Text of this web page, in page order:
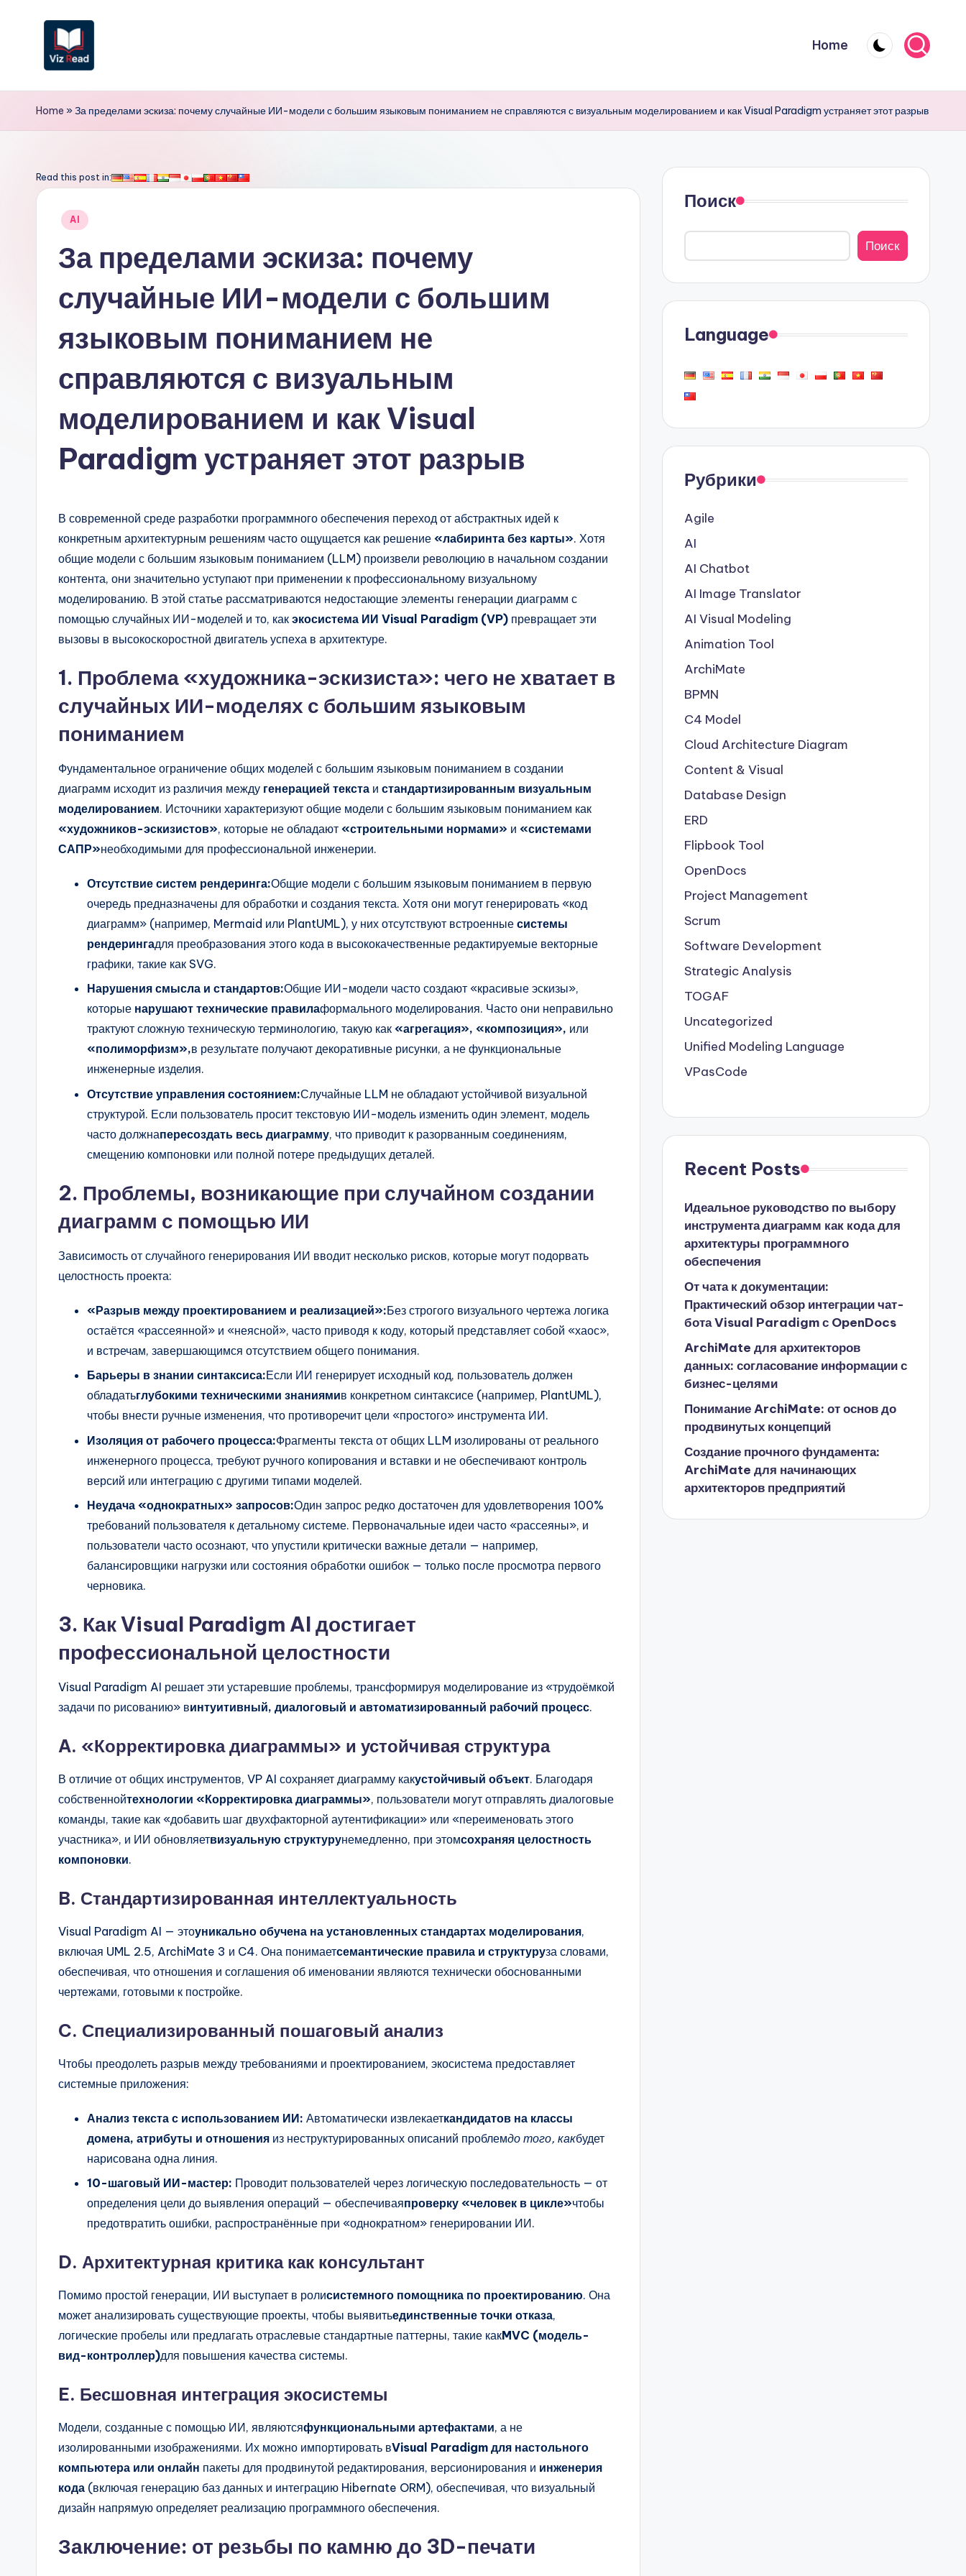
V
iz
e
si
ft
w
Home
Home »За пределами эскиза: почему случайные ИИ-модели с большим языковым пониманием не справляются с визуальным моделированием и как Visual Paradigm устраняет этот разрыв
Read this post in:
Опубликовано
AI
За пределами эскиза: почему
случайные ИИ-модели с большим
языковым пониманием не
справляются с визуальным
моделированием и как Visual
Paradigm устраняет этот разрыв
В современной среде разработки программного обеспечения переход от абстрактных идей к
конкретным архитектурным решениям часто ощущается как решение «лабиринта без карты». Хотя
общие модели с большим языковым пониманием (LLM) произвели революцию в начальном создании
контента, они значительно уступают при применении к профессиональному визуальному
моделированию. В этой статье рассматриваются недостающие элементы генерации диаграмм с
помощью случайных ИИ-моделей и то, как экосистема ИИ Visual Paradigm (VP) превращает эти
вызовы в высокоскоростной двигатель успеха в архитектуре.
1. Проблема «художника-эскизиста»: чего не хватает в
случайных ИИ-моделях с большим языковым
пониманием
Фундаментальное ограничение общих моделей с большим языковым пониманием в создании
диаграмм исходит из различия между генерацией текста и стандартизированным визуальным
моделированием. Источники характеризуют общие модели с большим языковым пониманием как
«художников-эскизистов», которые не обладают «строительными нормами» и «системами
САПР»необходимыми для профессиональной инженерии.
Отсутствие систем рендеринга:Общие модели с большим языковым пониманием в первую
очередь предназначены для обработки и создания текста. Хотя они могут генерировать «код
диаграмм» (например, Mermaid или PlantUML), у них отсутствуют встроенные системы
рендерингадля преобразования этого кода в высококачественные редактируемые векторные
графики, такие как SVG.
Нарушения смысла и стандартов:Общие ИИ-модели часто создают «красивые эскизы»,
которые нарушают технические правилаформального моделирования. Часто они неправильно
трактуют сложную техническую терминологию, такую как «агрегация», «композиция», или
«полиморфизм»,в результате получают декоративные рисунки, а не функциональные
инженерные изделия.
Отсутствие управления состоянием:Случайные LLM не обладают устойчивой визуальной
структурой. Если пользователь просит текстовую ИИ-модель изменить один элемент, модель
часто должнапересоздать весь диаграмму, что приводит к разорванным соединениям,
смещению компоновки или полной потере предыдущих деталей.
2. Проблемы, возникающие при случайном создании
диаграмм с помощью ИИ
Зависимость от случайного генерирования ИИ вводит несколько рисков, которые могут подорвать
целостность проекта:
«Разрыв между проектированием и реализацией»:Без строгого визуального чертежа логика
остаётся «рассеянной» и «неясной», часто приводя к коду, который представляет собой «хаос»,
и встречам, завершающимся отсутствием общего понимания.
Барьеры в знании синтаксиса:Если ИИ генерирует исходный код, пользователь должен
обладатьглубокими техническими знаниямив конкретном синтаксисе (например, PlantUML),
чтобы внести ручные изменения, что противоречит цели «простого» инструмента ИИ.
Изоляция от рабочего процесса:Фрагменты текста от общих LLM изолированы от реального
инженерного процесса, требуют ручного копирования и вставки и не обеспечивают контроль
версий или интеграцию с другими типами моделей.
Неудача «однократных» запросов:Один запрос редко достаточен для удовлетворения 100%
требований пользователя к детальному системе. Первоначальные идеи часто «рассеяны», и
пользователи часто осознают, что упустили критически важные детали — например,
балансировщики нагрузки или состояния обработки ошибок — только после просмотра первого
черновика.
3. Как Visual Paradigm AI достигает
профессиональной целостности
Visual Paradigm AI решает эти устаревшие проблемы, трансформируя моделирование из «трудоёмкой
задачи по рисованию» винтуитивный, диалоговый и автоматизированный рабочий процесс.
A. «Корректировка диаграммы» и устойчивая структура
В отличие от общих инструментов, VP AI сохраняет диаграмму какустойчивый объект. Благодаря
собственнойтехнологии «Корректировка диаграммы», пользователи могут отправлять диалоговые
команды, такие как «добавить шаг двухфакторной аутентификации» или «переименовать этого
участника», и ИИ обновляетвизуальную структурунемедленно, при этомсохраняя целостность
компоновки.
B. Стандартизированная интеллектуальность
Visual Paradigm AI — этоуникально обучена на установленных стандартах моделирования,
включая UML 2.5, ArchiMate 3 и C4. Она понимаетсемантические правила и структуруза словами,
обеспечивая, что отношения и соглашения об именовании являются технически обоснованными
чертежами, готовыми к постройке.
C. Специализированный пошаговый анализ
Чтобы преодолеть разрыв между требованиями и проектированием, экосистема предоставляет
системные приложения:
Анализ текста с использованием ИИ: Автоматически извлекаеткандидатов на классы
домена, атрибуты и отношения из неструктурированных описаний проблемдо того, какбудет
нарисована одна линия.
10-шаговый ИИ-мастер: Проводит пользователей через логическую последовательность — от
определения цели до выявления операций — обеспечиваяпроверку «человек в цикле»чтобы
предотвратить ошибки, распространённые при «однократном» генерировании ИИ.
D. Архитектурная критика как консультант
Помимо простой генерации, ИИ выступает в ролисистемного помощника по проектированию. Она
может анализировать существующие проекты, чтобы выявитьединственные точки отказа,
логические пробелы или предлагать отраслевые стандартные паттерны, такие какMVC (модель-
вид-контроллер)для повышения качества системы.
E. Бесшовная интеграция экосистемы
Модели, созданные с помощью ИИ, являютсяфункциональными артефактами, а не
изолированными изображениями. Их можно импортировать вVisual Paradigm для настольного
компьютера или онлайн пакеты для продвинутой редактирования, версионирования и инженерия
кода (включая генерацию баз данных и интеграцию Hibernate ORM), обеспечивая, что визуальный
дизайн напрямую определяет реализацию программного обеспечения.
Заключение: от резьбы по камню до 3D-печати
Поиск
Поиск
Language
Рубрики
Agile
AI
AI Chatbot
AI Image Translator
AI Visual Modeling
Animation Tool
ArchiMate
BPMN
C4 Model
Cloud Architecture Diagram
Content & Visual
Database Design
ERD
Flipbook Tool
OpenDocs
Project Management
Scrum
Software Development
Strategic Analysis
TOGAF
Uncategorized
Unified Modeling Language
VPasCode
Recent Posts
Идеальное руководство по выбору
инструмента диаграмм как кода для
архитектуры программного
обеспечения
От чата к документации:
Практический обзор интеграции чат-
бота Visual Paradigm с OpenDocs
ArchiMate для архитекторов
данных: согласование информации с
бизнес-целями
Понимание ArchiMate: от основ до
продвинутых концепций
Создание прочного фундамента:
ArchiMate для начинающих
архитекторов предприятий